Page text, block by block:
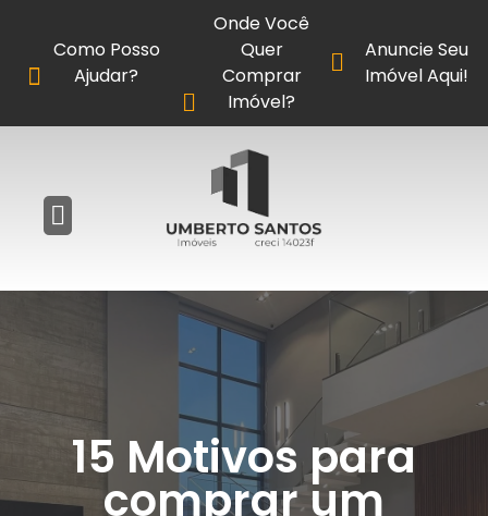
Anuncie Seu
Imóvel Aqui!
Como Posso
Ajudar?
Onde Você
Quer
Comprar
Imóvel?
15 Motivos para
comprar um